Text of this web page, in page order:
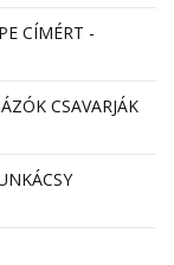
CÍMÉRT -
CSAVARJÁK